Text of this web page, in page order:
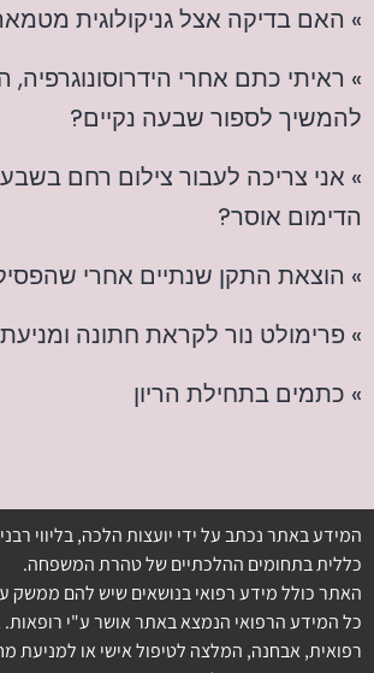
» האם בדיקה אצל גניקולוגית
» ראיתי כתם אחרי הידרוסונוגרפיה,
להמשיך לספור שבעה נקיים?
» אני צריכה לעבור צילום רחם
הדימום אוסר?
» הוצאת התקן שנתיים אחרי
» פרימולט נור לקראת חתונה ומניעת
» כתמים בתחילת הריון
המידע באתר נכתב על ידי יועצות הלכה, בליווי
כללית בתחומים ההלכתיים של טהרת המשפחה.
האתר כולל מידע רפואי בנושאים שיש להם
כל המידע הרפואי הנמצא באתר אושר ע"י רופאות.
רפואית, אבחנה, המלצה לטיפול אישי או למניעת